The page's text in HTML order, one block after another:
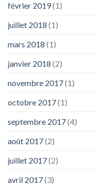
février 2019(1)
juillet 2018 (1)
mars 2018 (1)
janvier 2018 (2)
novembre 2017(1)
octobre 2017(1)
septembre 2017(4)
août 2017(2)
juillet 2017(2)
avril 2017(3)